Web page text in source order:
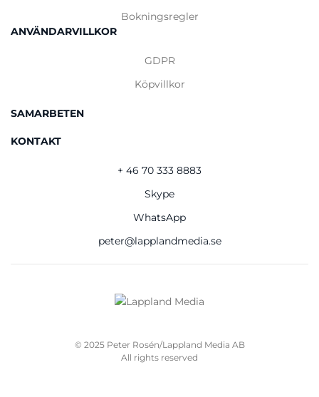
Bokningsregler
ANVÄNDARVILLKOR
GDPR
Köpvillkor
SAMARBETEN
KONTAKT
+ 46 70 333 8883
Skype
WhatsApp
peter@lapplandmedia.se
© 2025 Peter Rosén/Lappland Media AB
All rights reserved